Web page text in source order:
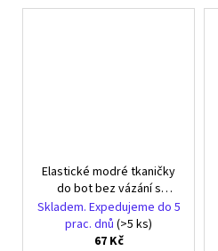
Elastické modré tkaničky
do bot bez vázání s
kovovou sponou, 100 cm,
2ks
Skladem. Expedujeme do 5
prac. dnů (>5 ks)
67 Kč